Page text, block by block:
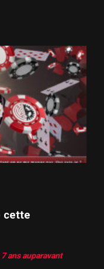
cette
7 ans auparavant